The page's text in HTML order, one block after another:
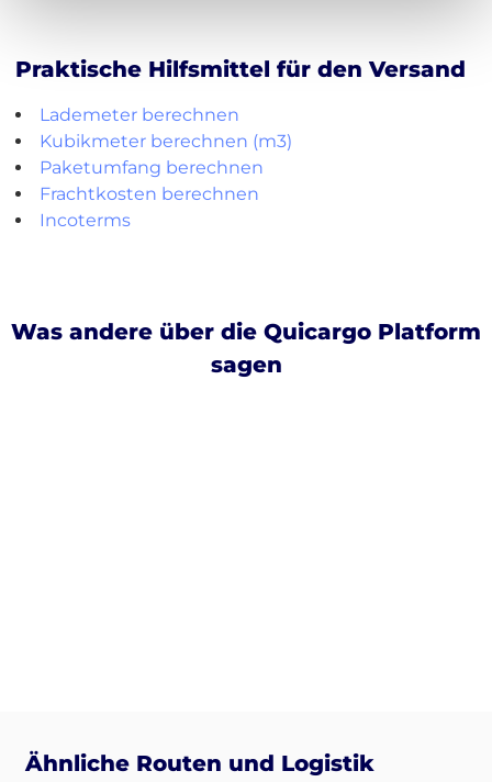
Praktische Hilfsmittel für den Versand
Lademeter berechnen
Kubikmeter berechnen (m3)
Paketumfang berechnen
Frachtkosten berechnen
Incoterms
Was andere über die Quicargo Platform
sagen
Ähnliche Routen und Logistik